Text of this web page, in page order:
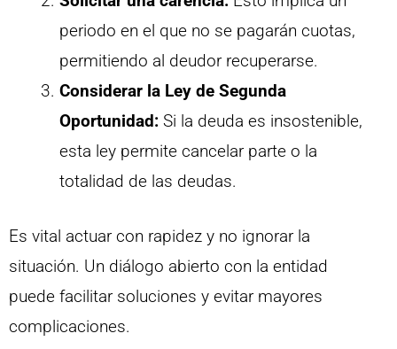
periodo en el que no se pagarán cuotas,
permitiendo al deudor recuperarse.
Considerar la Ley de Segunda
Oportunidad: Si la deuda es insostenible,
esta ley permite cancelar parte o la
totalidad de las deudas.
Es vital actuar con rapidez y no ignorar la
situación. Un diálogo abierto con la entidad
puede facilitar soluciones y evitar mayores
complicaciones.